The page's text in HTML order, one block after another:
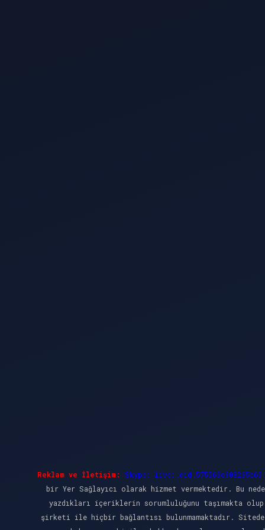
Reklam ve İletişim:
Skype: live:.cid.575569c608265c69
bir Yer Sağlayıcı olarak hizmet vermektedir. Bu
yazdıkları içeriklerin sorumluluğunu taşımakta
şirketi ile hiçbir bağlantısı bulunmamaktadır.